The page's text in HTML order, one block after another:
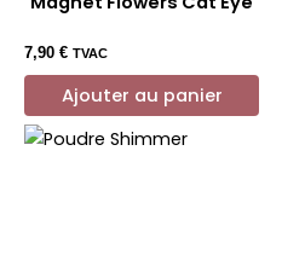
7,90 € TVAC
Ajouter au panier